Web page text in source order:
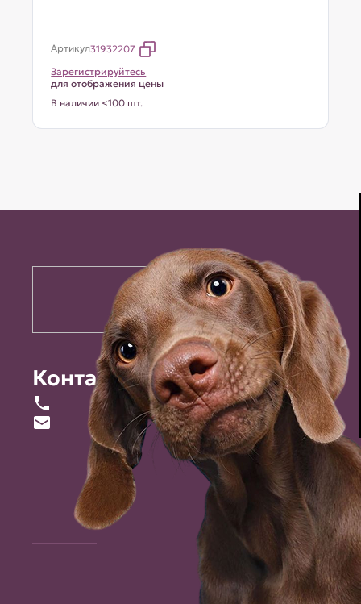
Артикул31932207
Зарегистрируйтесь
для отображения цены
В наличии <100 шт.
Контакты